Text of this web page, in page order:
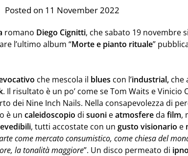
Posted on 11 November 2022
romano Diego Cignitti, che sabato 19 novembre
l’ultimo album “Morte e pianto rituale”
che mescola il blues con l’industrial, che
. Il risultato è un po’ come se Tom Waits e Vinicio
dei Nine Inch Nails. Nella consapevolezza di
è un caleidoscopio di suoni eatmosfereda film,
, tutti accostate con un gusto visionario e
come mercato consumistico, come chiesa del
la tonalità maggiore”. Un disco permeato di